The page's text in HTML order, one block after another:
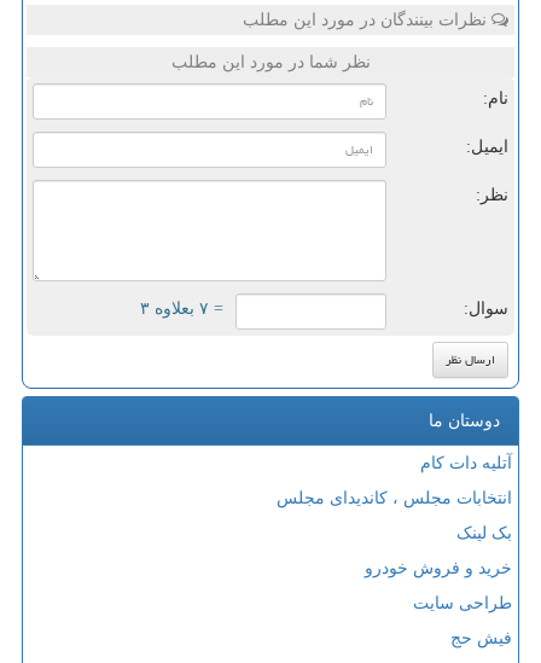
نظرات بینندگان در مورد این مطلب
نظر شما در مورد این مطلب
نام:
ایمیل:
نظر:
سوال: = ۷ بعلاوه ۳
دوستان ما
آتلیه دات کام
انتخابات مجلس ، کاندیدای مجلس
بک لینک
خرید و فروش خودرو
طراحی سایت
فیش حج